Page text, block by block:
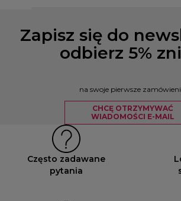
Zapisz się do
odbierz 5%
na swoje pierwsze
CHCĘ OTRZYMYWAĆ
WIADOMOŚCI E-MAIL
Często zadawane
pytania